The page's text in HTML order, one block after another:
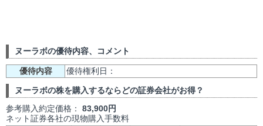
ヌーラボの優待内容、コメント
優待内容 優待権利日：
ヌーラボの株を購入するならどの証券会社がお得？
参考購入約定価格： 83,900円
ネット証券各社の現物購入手数料